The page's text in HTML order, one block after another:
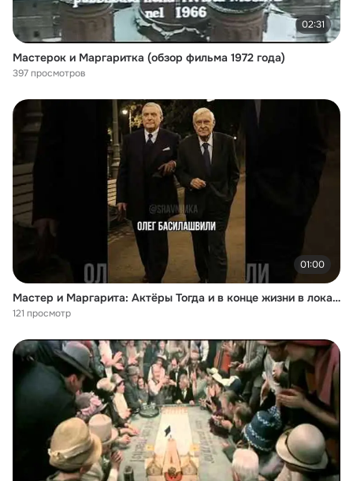
02:31
Mастерок и Mаргаритка (обзор фильма 1972 года)
397 просмотров
01:00
Мастер и Маргарита: Актёры Тогда и в конце жизни в локациях сериала
121 просмотр